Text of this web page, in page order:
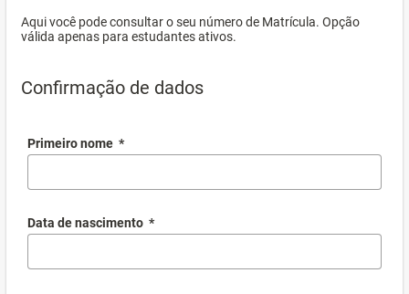
Aqui você pode consultar o seu número de Matrícula. Opção
válida apenas para estudantes ativos.
Confirmação de dados
Primeiro nome *
Data de nascimento *